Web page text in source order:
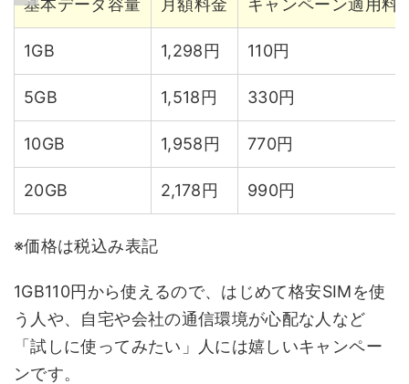
基本データ容量 月額料金 キャンペーン適用料
1GB 1,298円 110円
5GB 1,518円 330円
10GB 1,958円 770円
20GB 2,178円 990円
※価格は税込み表記
1GB110円から使えるので、はじめて格安SIMを使
う人や、自宅や会社の通信環境が心配な人など
「試しに使ってみたい」人には嬉しいキャンペー
ンです。